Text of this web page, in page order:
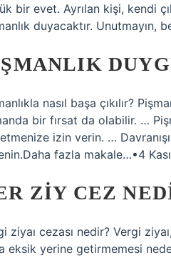
bir evet. Ayrılan kişi, kendi
duyacaktır. Unutmayın,
nasıl başa çıkılır?
bir fırsat da olabilir. …
izin verin. …
fazla makale…•4
ZIY CEZ
ziyaı cezası nedir? Vergi
eksik yerine getirmemesi